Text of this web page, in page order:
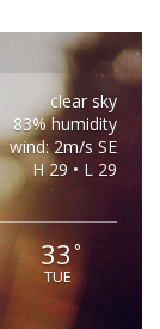
clear sky
83% humidity
wind: 2m/s SE
H 29 • L 29
33°
TUE